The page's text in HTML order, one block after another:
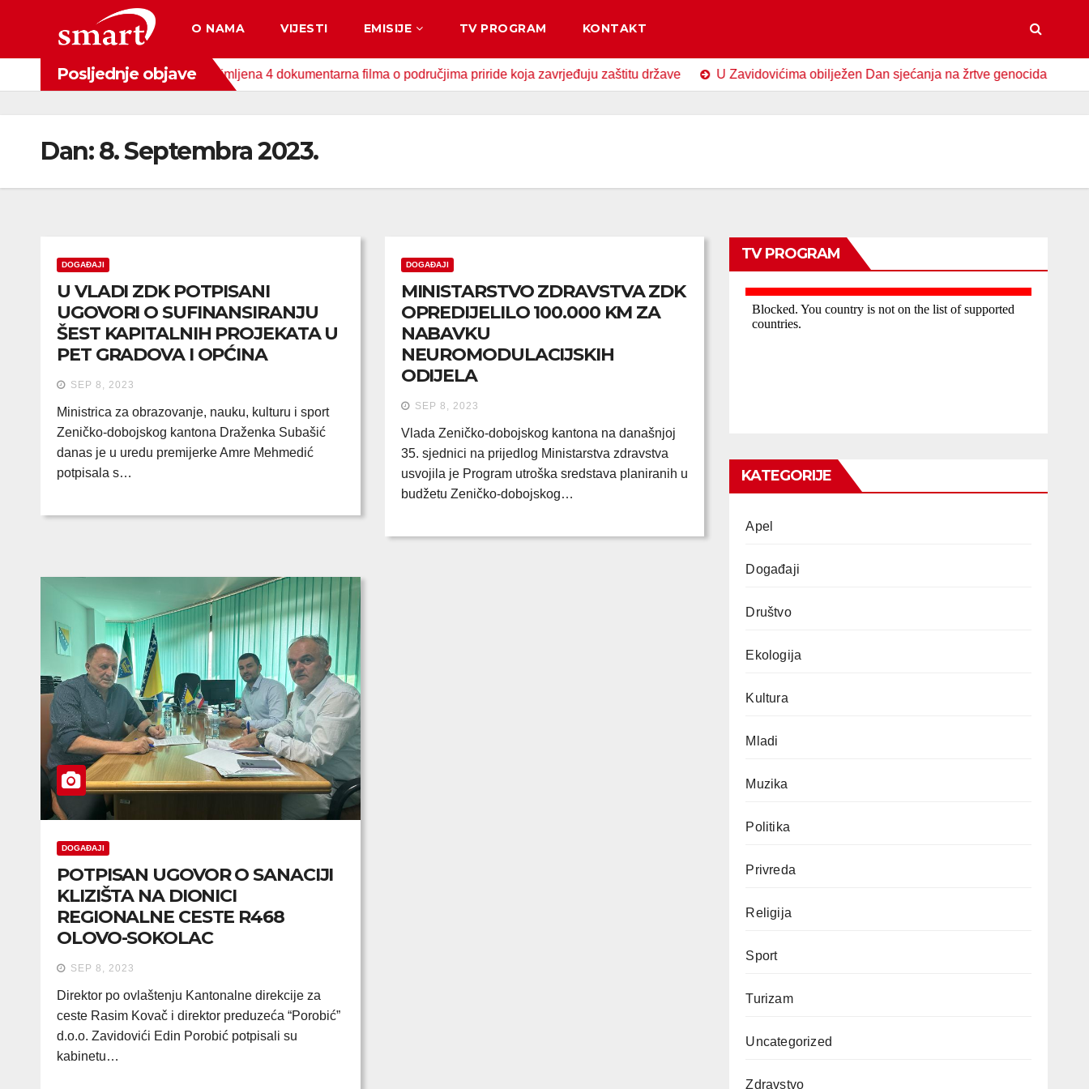
content
O NAMA VIJESTI EMISIJE TV PROGRAM KONTAKT
Posljednje objave
Fonda za zaštitu okoliša snimljena 4 dokumentarna filma o područjima priride koja zavrjeđuju zaštitu države U Zavidovićima obilježen Dan sjećanja na žrtve genocida u Srebrenici
Dan:8. Septembra 2023.
DOGAĐAJI
U VLADI ZDK POTPISANI
UGOVORI O SUFINANSIRANJU
ŠEST KAPITALNIH PROJEKATA U
PET GRADOVA I OPĆINA
SEP 8, 2023
Ministrica za obrazovanje, nauku, kulturu i sport
Zeničko-dobojskog kantona Draženka Subašić
danas je u uredu premijerke Amre Mehmedić
potpisala s…
DOGAĐAJI
MINISTARSTVO ZDRAVSTVA ZDK
OPREDIJELILO 100.000 KM ZA
NABAVKU
NEUROMODULACIJSKIH
ODIJELA
SEP 8, 2023
Vlada Zeničko-dobojskog kantona na današnjoj
35. sjednici na prijedlog Ministarstva zdravstva
usvojila je Program utroška sredstava planiranih u
budžetu Zeničko-dobojskog…
DOGAĐAJI
POTPISAN UGOVOR O SANACIJI
KLIZIŠTA NA DIONICI
REGIONALNE CESTE R468
OLOVO-SOKOLAC
SEP 8, 2023
Direktor po ovlaštenju Kantonalne direkcije za
ceste Rasim Kovač i direktor preduzeća “Porobić”
d.o.o. Zavidovići Edin Porobić potpisali su
kabinetu…
TV PROGRAM
KATEGORIJE
Apel
Događaji
Društvo
Ekologija
Kultura
Mladi
Muzika
Politika
Privreda
Religija
Sport
Turizam
Uncategorized
Zdravstvo